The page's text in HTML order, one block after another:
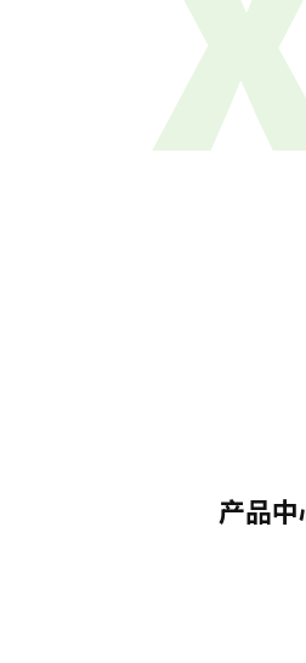
产品